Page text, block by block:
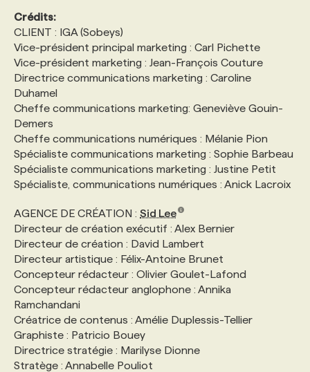
Crédits:
CLIENT : IGA (Sobeys)
Vice-président principal marketing : Carl Pichette
Vice-président marketing : Jean-François Couture
Directrice communications marketing : Caroline
Duhamel
Cheffe communications marketing: Geneviève Gouin-
Demers
Cheffe communications numériques : Mélanie Pion
Spécialiste communications marketing : Sophie Barbeau
Spécialiste communications marketing : Justine Petit
Spécialiste, communications numériques : Anick Lacroix
AGENCE DE CRÉATION : Sid Lee
Directeur de création exécutif : Alex Bernier
Directeur de création : David Lambert
Directeur artistique : Félix-Antoine Brunet
Concepteur rédacteur : Olivier Goulet-Lafond
Concepteur rédacteur anglophone : Annika
Ramchandani
Créatrice de contenus : Amélie Duplessis-Tellier
Graphiste : Patricio Bouey
Directrice stratégie : Marilyse Dionne
Stratège : Annabelle Pouliot